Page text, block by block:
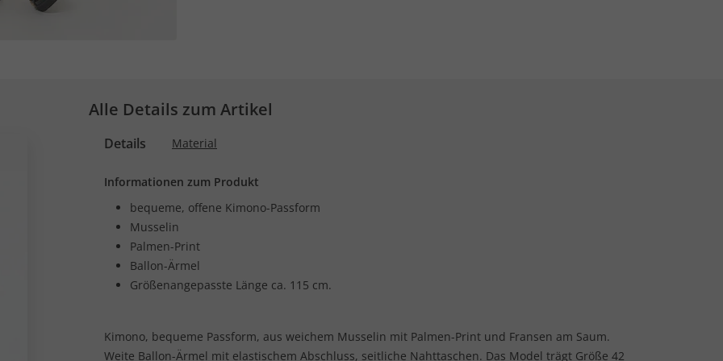
Alle Details zum Artikel
Details Material
Informationen zum Produkt
bequeme, offene Kimono-Passform
Musselin
Palmen-Print
Ballon-Ärmel
Größenangepasste Länge ca. 115 cm.
Kimono, bequeme Passform, aus weichem Musselin mit Palmen-Print und Fransen am Saum.
Weite Ballon-Ärmel mit elastischem Abschluss, seitliche Nahttaschen. Das Model trägt Größe 42